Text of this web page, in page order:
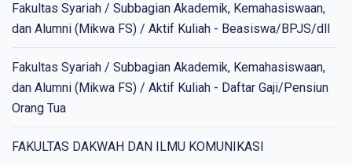
Fakultas Syariah / Subbagian Akademik, Kemahasiswaan,
dan Alumni (Mikwa FS) / Aktif Kuliah - Beasiswa/BPJS/dll
Fakultas Syariah / Subbagian Akademik, Kemahasiswaan,
dan Alumni (Mikwa FS) / Aktif Kuliah - Daftar Gaji/Pensiun
Orang Tua
FAKULTAS DAKWAH DAN ILMU KOMUNIKASI